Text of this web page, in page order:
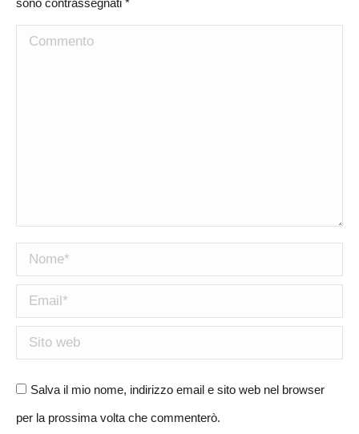
sono contrassegnati *
Commento
Nome *
Email *
Sito web
Salva il mio nome, indirizzo email e sito web nel browser
per la prossima volta che commenterò.